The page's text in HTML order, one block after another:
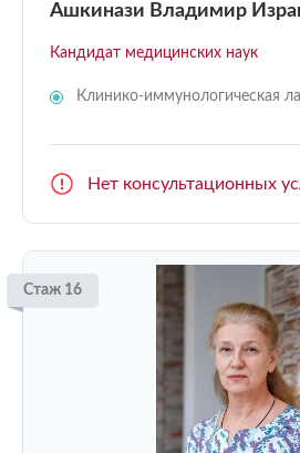
Ашкинази Владимир
Кандидат медицинских наук
Клинико-иммунологическая
Нет консультационных
Стаж 16